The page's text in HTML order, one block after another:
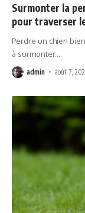
Surmonter la
pour traverser
Perdre un chien
à surmonter.…
admin août 7,